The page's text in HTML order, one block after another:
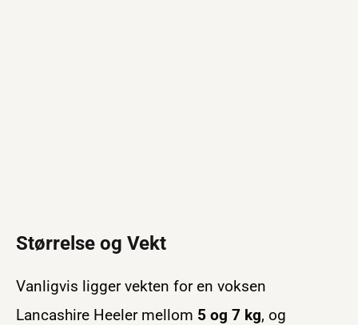
Størrelse og Vekt
Vanligvis ligger vekten for en voksen
Lancashire Heeler mellom 5 og 7 kg, og